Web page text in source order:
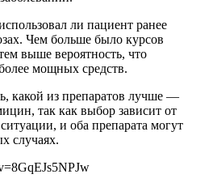
ли пациент ранее
Чем больше было курсов
выше вероятность, что
мощных средств.
какой из препаратов лучше —
так как выбор зависит от
и оба препарата могут
случаях.